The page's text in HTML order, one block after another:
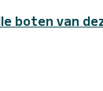
boten van